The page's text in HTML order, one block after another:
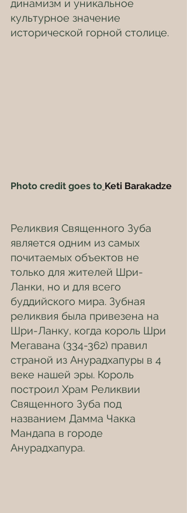
динамизм и уникальное
культурное значение
исторической горной столице.
Photo credit goes to Keti Barakadze
Реликвия Священного Зуба
является одним из самых
почитаемых объектов не
только для жителей Шри-
Ланки, но и для всего
буддийского мира. Зубная
реликвия была привезена на
Шри-Ланку, когда король Шри
Мегавана (334-362) правил
страной из Анурадхапуры в 4
веке нашей эры. Король
построил Храм Реликвии
Священного Зуба под
названием Дамма Чакка
Мандапа в городе
Анурадхапура.